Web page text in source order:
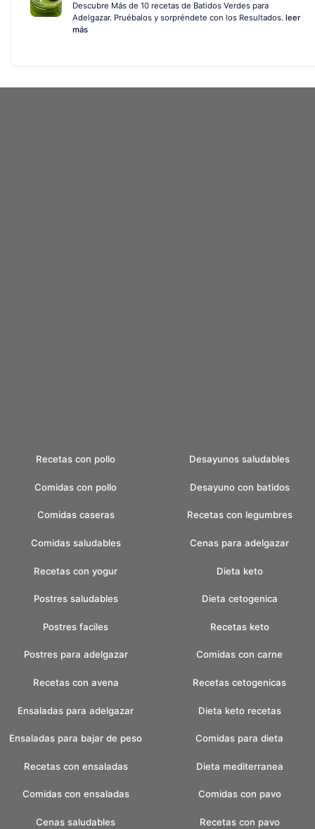
Descubre Más de 10 recetas de Batidos Verdes para
Adelgazar. Pruébalos y sorpréndete con los Resultados. leer
más
Recetas con pollo
Comidas con pollo
Comidas caseras
Comidas saludables
Recetas con yogur
Postres saludables
Postres faciles
Postres para adelgazar
Recetas con avena
Ensaladas para adelgazar
Ensaladas para bajar de peso
Recetas con ensaladas
Comidas con ensaladas
Cenas saludables
Desayunos saludables
Desayuno con batidos
Recetas con legumbres
Cenas para adelgazar
Dieta keto
Dieta cetogenica
Recetas keto
Comidas con carne
Recetas cetogenicas
Dieta keto recetas
Comidas para dieta
Dieta mediterranea
Comidas con pavo
Recetas con pavo